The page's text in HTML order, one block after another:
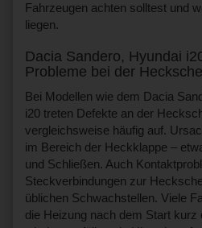
Fahrzeugen achten solltest und
liegen.
Dacia Sandero, Hyundai
Probleme bei der
Bei Modellen wie dem Dacia
i20 treten Defekte an der
vergleichsweise häufig auf.
im Bereich der Heckklappe –
und Schließen. Auch
Steckverbindungen zur
üblichen Schwachstellen. Viele
die Heizung nach dem Start kurz